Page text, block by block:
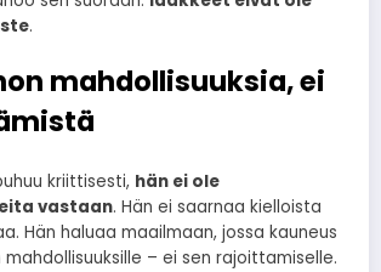
.
mahdollisuuksia, ei
kriittisesti, hän ei ole
vastaan. Hän ei saarnaa kielloista
Hän haluaa maailmaan, jossa kauneus
– ei sen rajoittamiselle.